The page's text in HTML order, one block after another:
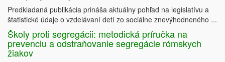
Predkladaná publikácia prináša aktuálny pohľad na legislatívu a
štatistické údaje o vzdelávaní detí zo sociálne znevýhodneného ...
Školy proti segregácii: metodická príručka na
prevenciu a odstraňovanie segregácie rómskych
žiakov